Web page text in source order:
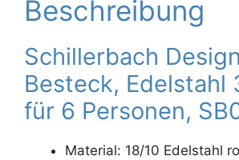
Beschreibung
Schillerbach
Besteck, Edelstahl
für 6 Personen,
Material: 18/10 Edelstahl